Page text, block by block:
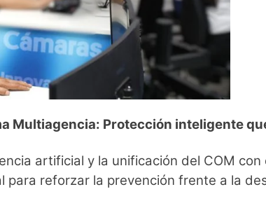
Multiagencia: Protección inteligente
artificial y la unificación del COM
para reforzar la prevención frente a la